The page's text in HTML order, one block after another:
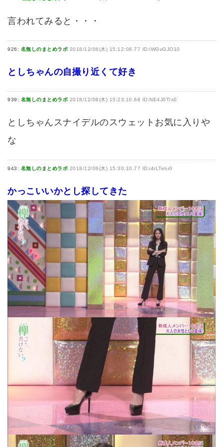
言われてみると・・・
926: 名無しのまとめラボ 2018/12/06(木) 15:12:08.77 ID:iWGvGJO10
としちゃんの自撮り近くて好き
939: 名無しのまとめラボ 2018/12/06(木) 15:23:10.68 ID:NE4J0T/x0
としちゃんスナイデルのスウェットお気に入りや
な
943: 名無しのまとめラボ 2018/12/06(木) 15:30:10.77 ID:i4rLTehr0
かっこいいかとし探してきた